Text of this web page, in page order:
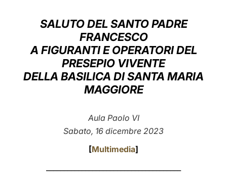
العربيّة
中文
LATINE
SALUTO DEL SANTO PADRE
FRANCESCO
A FIGURANTI E OPERATORI DEL
PRESEPIO VIVENTE
DELLA BASILICA DI SANTA MARIA
MAGGIORE
Aula Paolo VI
Sabato, 16 dicembre 2023
[Multimedia]